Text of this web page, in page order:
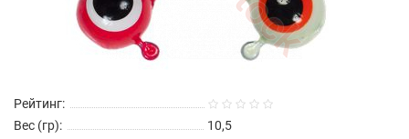
Рейтинг:
Вес (гр):
10,5